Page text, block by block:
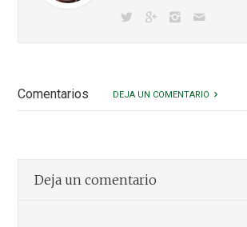
Comentarios DEJA UN COMENTARIO
Deja un comentario